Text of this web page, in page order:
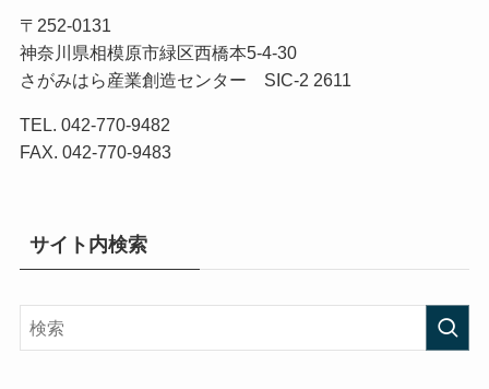
〒252-0131
神奈川県相模原市緑区西橋本5-4-30
さがみはら産業創造センター SIC-2 2611
TEL. 042-770-9482
FAX. 042-770-9483
サイト内検索